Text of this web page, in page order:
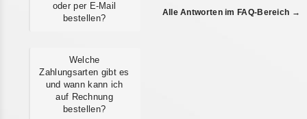
oder per E-Mail
bestellen?
Welche
Zahlungsarten gibt es
und wann kann ich
auf Rechnung
bestellen?
Alle Antworten im FAQ-Bereich →